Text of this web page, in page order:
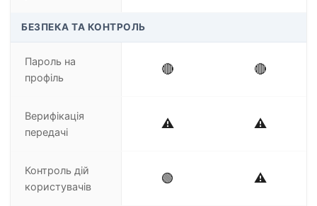
БЕЗПЕКА ТА КОНТРОЛЬ
Пароль на
профіль
🔴 🔴
Верифікація
передачі
⚠️ ⚠️
Контроль дій
користувачів
🟢 ⚠️